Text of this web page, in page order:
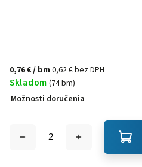
0,76 €/ bm 0,62 € bez DPH
Skladom (74 bm)
Možnosti doručenia